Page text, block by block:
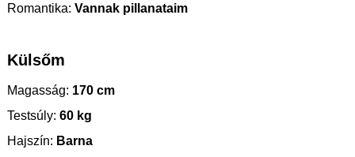
Romantika: Vannak pillanataim
Külsőm
Magasság: 170 cm
Testsúly: 60 kg
Hajszín: Barna